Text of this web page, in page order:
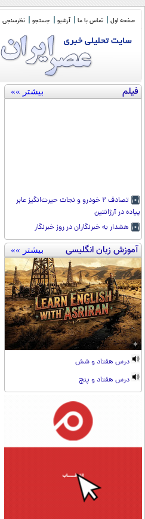
صفحه اول تماس با ما آرشیو جستجو نظرسنجی
فیلم بیشتر »»
تصادف ۲ خودرو و نجات حیر‌ت‌انگیز عابر
پیاده در آرژانتین
هشدار به خبرنگاران در روز خبرنگار
آموزش زبان انگلیسی بیشتر »»
درس هفتاد و شش
درس هفتاد و پنج